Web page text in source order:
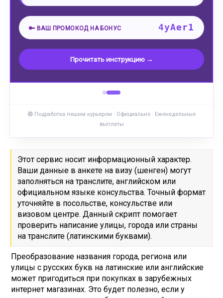
Швеция (Стокгольм)
Финляндия (Хельсинки)
Казахстан (Астана)
Украина (Киев)
Чехия (Прага)
Швейцария (Берн)
Азербайджан (Баку)
Польша (Варшава)
🔑 ВАШ ПРОМОКОД НА БОНУС 4yAer1
Прочитать инструкцию →
🟣 Подработка пешим курьером · Официально · Еженедельные
выплаты
Этот сервис носит информационный характер.
Ваши данные в анкете на визу (шенген) могут
заполняться на транслите, английском или
официальном языке консульства. Точный формат
уточняйте в посольстве, консульстве или
визовом центре. Данный скрипт помогает
проверить написание улицы, города или страны
на транслите (латинскими буквами).
Преобразование названия города, региона или
улицы с русских букв на латинские или английские
может пригодиться при покупках в зарубежных
интернет магазинах. Это будет полезно, если у